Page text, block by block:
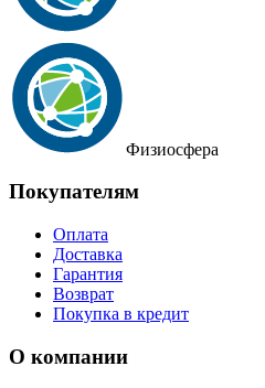
Физиосфера
Покупателям
Оплата
Доставка
Гарантия
Возврат
Покупка в кредит
О компании